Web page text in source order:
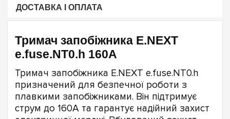
ДОСТАВКА І ОПЛАТА
Тримач запобіжника E.NEXT
e.fuse.NT0.h 160А
Тримач запобіжника E.NEXT e.fuse.NT0.h
призначений для безпечної роботи з
плавкими запобіжниками. Він підтримує
струм до 160А та гарантує надійний захист